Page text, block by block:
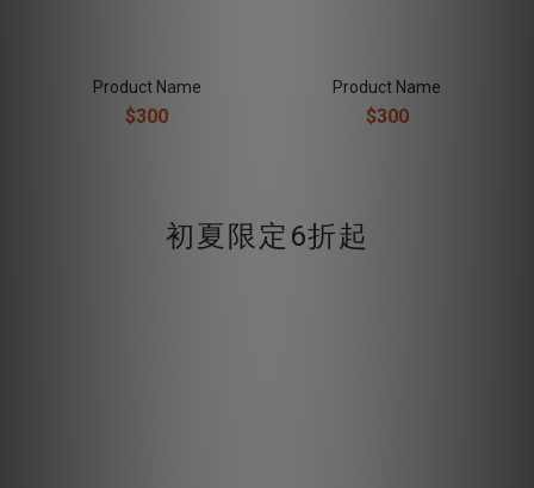
Product Name
$300
Product Name
$300
初夏限定6折起